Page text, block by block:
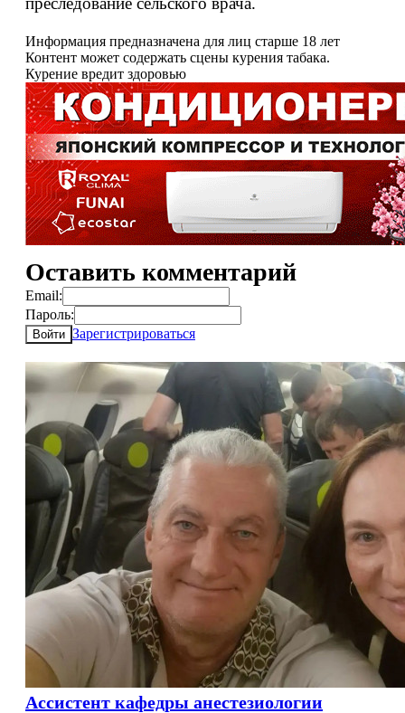
Информация предназначена для лиц старше 18 лет
Контент может содержать сцены курения табака.
Курение вредит здоровью
Оставить комментарий
Email:
Пароль:
Войти Зарегистрироваться
Ассистент кафедры анестезиологии